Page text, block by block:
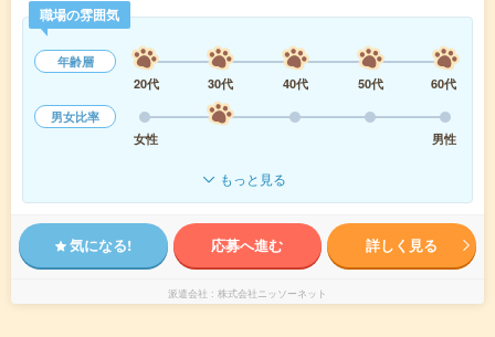
職場の雰囲気
年齢層
20代
30代 40代 50代
60代
男女比率
女性
男性
もっと見る
気になる! 応募へ進む 詳しく見る
派遣会社 株式会社ニッソーネット